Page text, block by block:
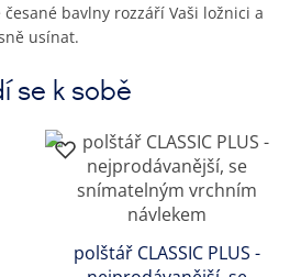
bavlny rozzáří Vaši ložnici a
usínat.
se k sobě
polštář CLASSIC PLUS -